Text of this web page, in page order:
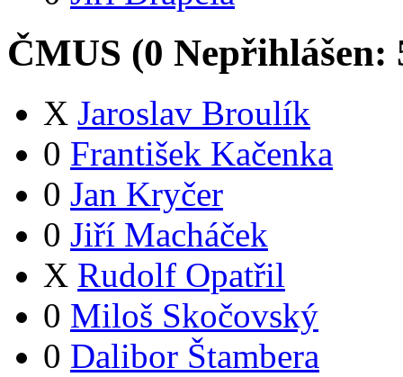
ČMUS (0 Nepřihlášen:
X Jaroslav Broulík
0 František Kačenka
0 Jan Kryčer
0 Jiří Macháček
X Rudolf Opatřil
0 Miloš Skočovský
0 Dalibor Štambera